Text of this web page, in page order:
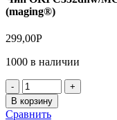
(maging®)
299,00Р
1000 в наличии
Количество
товара
Чип
В корзину
Сравнить